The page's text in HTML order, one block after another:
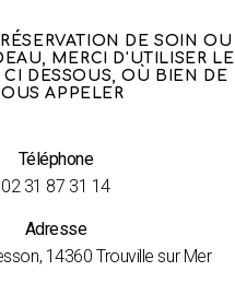
DE SOIN OU
MERCI D'UTILISER LE
CI DESSOUS, OÙ BIEN DE
APPELER
Téléphone
02 31 87 31 14
Adresse
14360 Trouville sur Mer